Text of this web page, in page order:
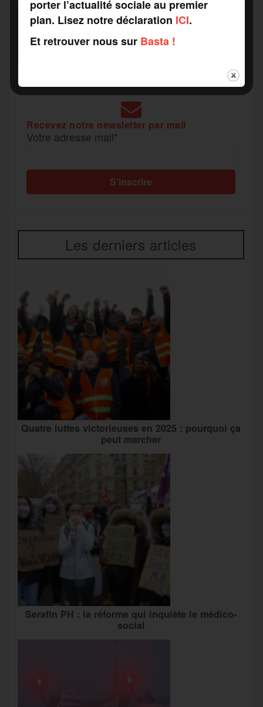
a
m
e
r
SOUTENEZ
COMME VOUS VOULEZ
Recevez notre newsletter par mail
Votre adresse mail*
Les derniers articles
Quatre luttes victorieuses en 2025 : pourquoi ça
peut marcher
Serafin PH : la réforme qui inquiète le médico-
social
porter l’actualité sociale au premier
plan. Lisez notre déclaration ICI.
Et retrouver nous sur Basta !